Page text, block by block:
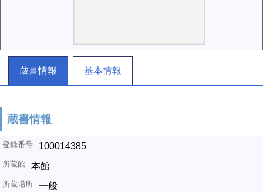
蔵書情報 基本情報
蔵書情報
100014385
本館
一般